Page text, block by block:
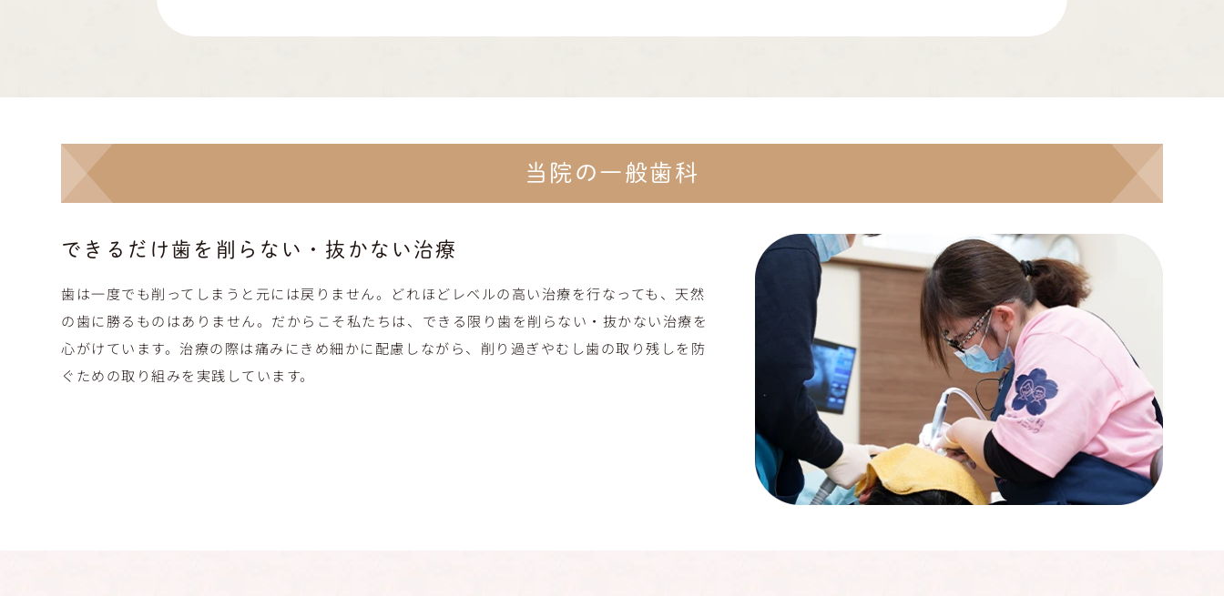
当院の一般歯科
できるだけ歯を削らない・ 抜かない治療
歯は一度でも削ってしまうと元には戻りません。どれほどレベルの高い治療を行なっても、天然
の歯に勝るものはありません。だからこそ私たちは、できる限り歯を削らない・抜かない治療を
心がけています。治療の際は痛みにきめ細かに配慮しながら、削り過ぎやむし歯の取り残しを防
ぐための取り組みを実践しています。